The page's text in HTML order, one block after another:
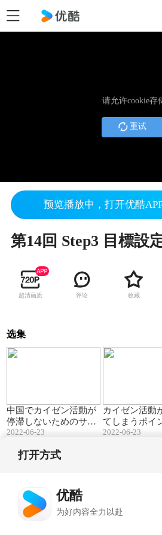
请允许cookie存
重试
预览播放中，打开优酷
第14回 Step3 目標設
超清画质 评论 收藏
选集
中国でカイゼン活動が
停滞しないためのサポ
ート
2022-06-23
カイゼン活動
てしまうポイ
る
2022-06-23
打开方式
优酷
为好内容全力以赴